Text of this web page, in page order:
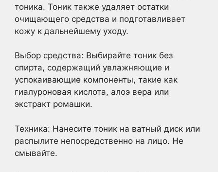
тоника. Тоник также удаляет остатки
очищающего средства и подготавливает
кожу к дальнейшему уходу.
Выбор средства: Выбирайте тоник без
спирта, содержащий увлажняющие и
успокаивающие компоненты, такие как
гиалуроновая кислота, алоэ вера или
экстракт ромашки.
Техника: Нанесите тоник на ватный диск или
распылите непосредственно на лицо. Не
смывайте.